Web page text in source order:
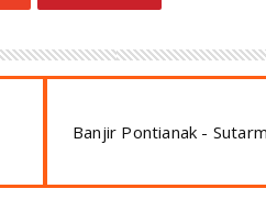
Banjir Pontianak -